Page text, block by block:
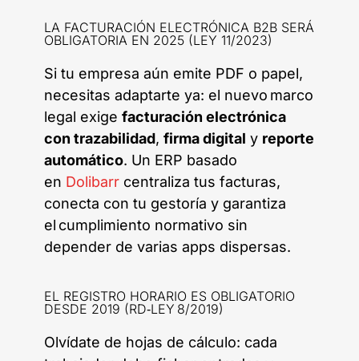
LA FACTURACIÓN ELECTRÓNICA B2B SERÁ
OBLIGATORIA EN 2025 (LEY 11/2023)
Si tu empresa aún emite PDF o papel,
necesitas adaptarte ya: el nuevo marco
legal exige facturación electrónica
con trazabilidad, firma digital y reporte
automático. Un ERP basado
en Dolibarr centraliza tus facturas,
conecta con tu gestoría y garantiza
el cumplimiento normativo sin
depender de varias apps dispersas.
EL REGISTRO HORARIO ES OBLIGATORIO
DESDE 2019 (RD‑LEY 8/2019)
Olvídate de hojas de cálculo: cada